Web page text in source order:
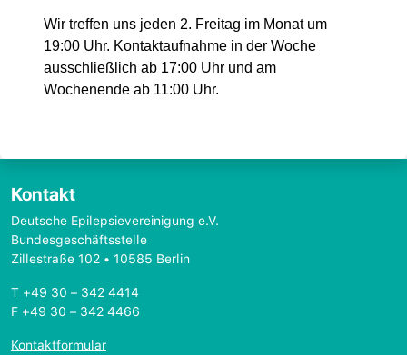
Wir treffen uns jeden 2. Freitag im Monat um
19:00 Uhr. Kontaktaufnahme in der Woche
ausschließlich ab 17:00 Uhr und am
Wochenende ab 11:00 Uhr.
Kontakt
Deutsche Epilepsievereinigung e.V.
Bundesgeschäftsstelle
Zillestraße 102 • 10585 Berlin
T +49 30 – 342 4414
F +49 30 – 342 4466
Kontaktformular